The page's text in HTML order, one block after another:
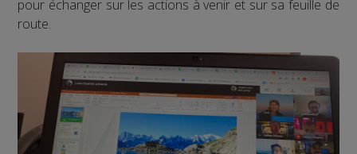
pour échanger sur les actions à venir et sur sa feuille de
route.